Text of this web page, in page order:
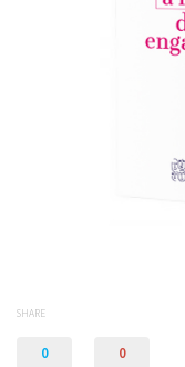
SHARE
0 0